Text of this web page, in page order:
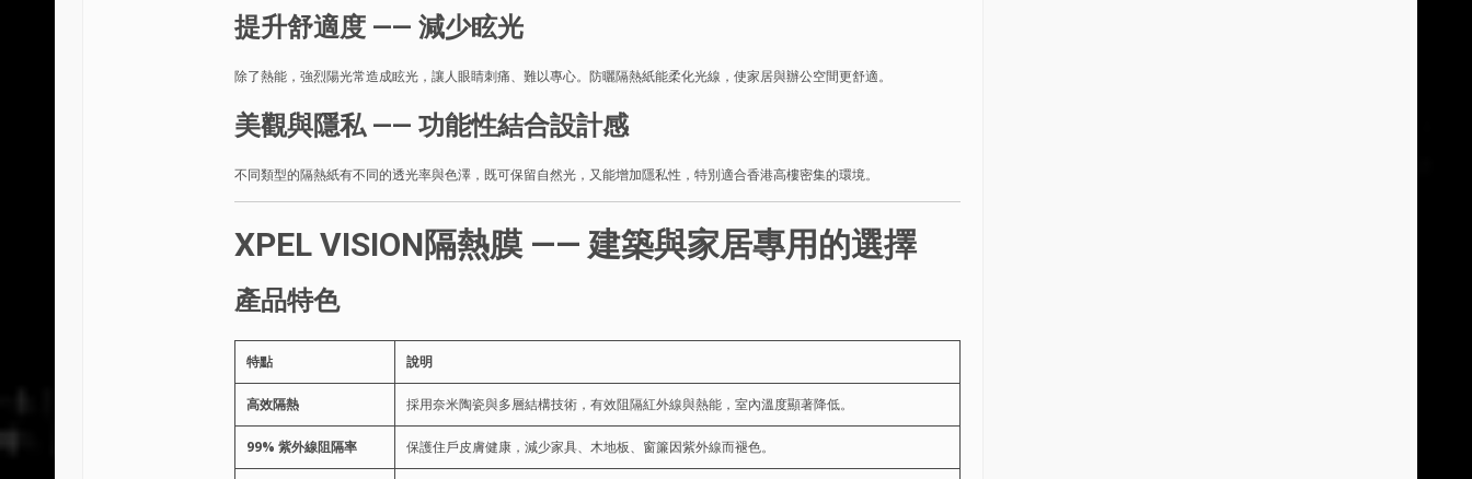
提升舒適度 —— 減少眩光
除了熱能，強烈陽光常造成眩光，讓人眼睛刺痛、難以專心。防曬隔熱紙能柔化光線，使家居與辦公空間更舒適。
美觀與隱私 —— 功能性結合設計感
不同類型的隔熱紙有不同的透光率與色澤，既可保留自然光，又能增加隱私性，特別適合香港高樓密集的環境。
XPEL VISION隔熱膜 —— 建築與家居專用的選擇
產品特色
特點 說明
高效隔熱 採用奈米陶瓷與多層結構技術，有效阻隔紅外線與熱能，室內溫度顯著降低。
99% 紫外線阻隔率 保護住戶皮膚健康，減少家具、木地板、窗簾因紫外線而褪色。